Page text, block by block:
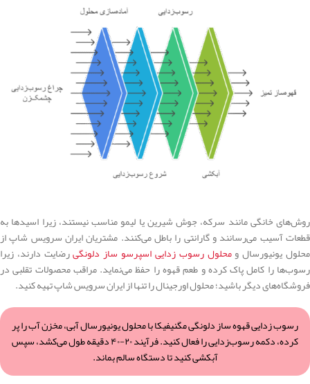
روش‌های خانگی مانند سرکه، جوش شیرین یا لیمو مناسب نیستند، زیرا اسیدها به
قطعات آسیب می‌رسانند و گارانتی را باطل می‌کنند. مشتریان ایران سرویس شاپ از
محلول یونیورسال ومحلول رسوب زدایی اسپرسو ساز دلونگیرضایت دارند، زیرا
رسوب‌ها را کامل پاک کرده و طعم قهوه را حفظ می‌نماید. مراقب محصولات تقلبی در
فروشگاه‌های دیگر باشید؛ محلول اورجینال را تنها از ایران سرویس شاپ تهیه کنید.
رسوب زدایی قهوه ساز دلونگی مگنیفیکا با محلول یونیورسال آبی، مخزن آب را پر
کرده، دکمه رسوب‌زدایی را فعال کنید. فرآیند ۲۰-۴۰ دقیقه طول می‌کشد، سپس
آبکشی کنید تا دستگاه سالم بماند.